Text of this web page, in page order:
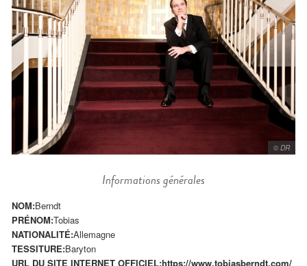
© DR
Informations générales
NOM:Berndt
PRÉNOM:Tobias
NATIONALITÉ:Allemagne
TESSITURE:Baryton
URL DU SITE INTERNET OFFICIEL:https://www.tobiasberndt.com/